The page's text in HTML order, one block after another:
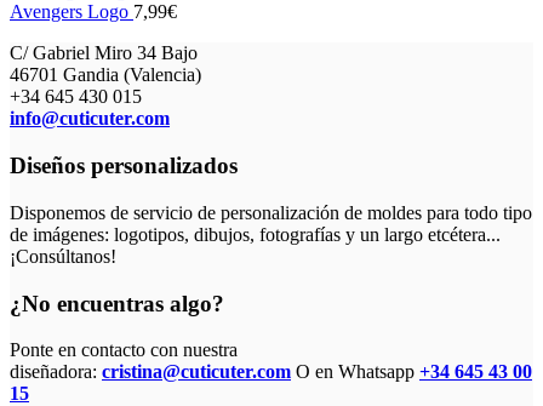
Avengers Logo 7,99€
C/ Gabriel Miro 34 Bajo
46701 Gandia (Valencia)
+34 645 430 015
info@cuticuter.com
Diseños personalizados
Disponemos de servicio de personalización de moldes para todo tipo
de imágenes: logotipos, dibujos, fotografías y un largo etcétera...
¡Consúltanos!
¿No encuentras algo?
Ponte en contacto con nuestra
diseñadora: cristina@cuticuter.com O en Whatsapp +34 645 43 00
15